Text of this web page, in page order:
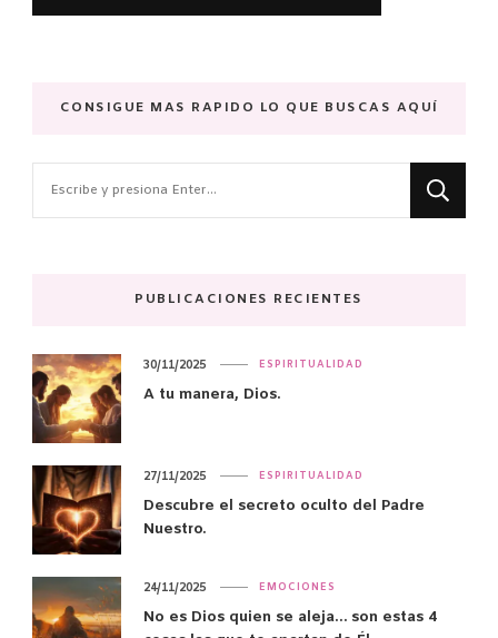
CONSIGUE MAS RAPIDO LO QUE BUSCAS AQUÍ
PUBLICACIONES RECIENTES
ESPIRITUALIDAD
A tu manera, Dios.
30/11/2025
ESPIRITUALIDAD
Descubre el secreto oculto del Padre
Nuestro.
27/11/2025
EMOCIONES
No es Dios quien se aleja… son estas 4
24/11/2025